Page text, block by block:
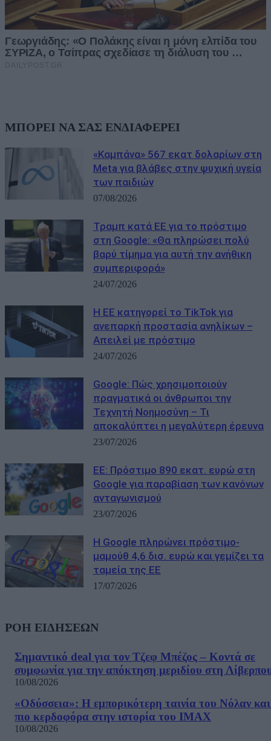
ΜΠΟΡΕΙ ΝΑ ΣΑΣ ΕΝΔΙΑΦΕΡΕΙ
«Καμπάνα» 567 εκατ δολαρίων στη
Meta για βλάβες στην ψυχική υγεία
των παιδιών
07/08/2026
Τραμπ κατά ΕΕ για το πρόστιμο
στη Google: «Θα πληρώσει πολύ
βαρύ τίμημα για αυτή την ανήθικη
συμπεριφορά»
24/07/2026
Η ΕΕ κατηγορεί το TikTok για
ανεπαρκή προστασία ανηλίκων –
Απειλεί με πρόστιμο
24/07/2026
Google: Πώς χρησιμοποιούν
πραγματικά οι άνθρωποι την
Τεχνητή Νοημοσύνη – Τι
αποκαλύπτει η μεγαλύτερη έρευνα
23/07/2026
ΕΕ: Πρόστιμο 890 εκατ. ευρώ στη
Google για παραβίαση των κανόνων
ανταγωνισμού
23/07/2026
Η Google πληρώνει πρόστιμο-
μαμούθ 4,6 δισ. ευρώ και γεμίζει τα
ταμεία της ΕΕ
17/07/2026
ΡΟΗ ΕΙΔΗΣΕΩΝ
Σημαντικό deal για τον Τζεφ Μπέζος – Κοντά σε
συμφωνία για την απόκτηση μεριδίου στη
10/08/2026
«Οδύσσεια»: Η εμπορικότερη ταινία του Νόλαν
πιο κερδοφόρα στην ιστορία του IMAX
10/08/2026